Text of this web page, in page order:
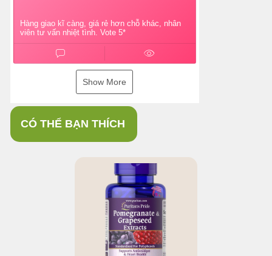
Hàng giao kĩ càng, giá rẻ hơn chỗ khác, nhân
viên tư vấn nhiệt tình. Vote 5*
Show More
CÓ THỂ BẠN THÍCH